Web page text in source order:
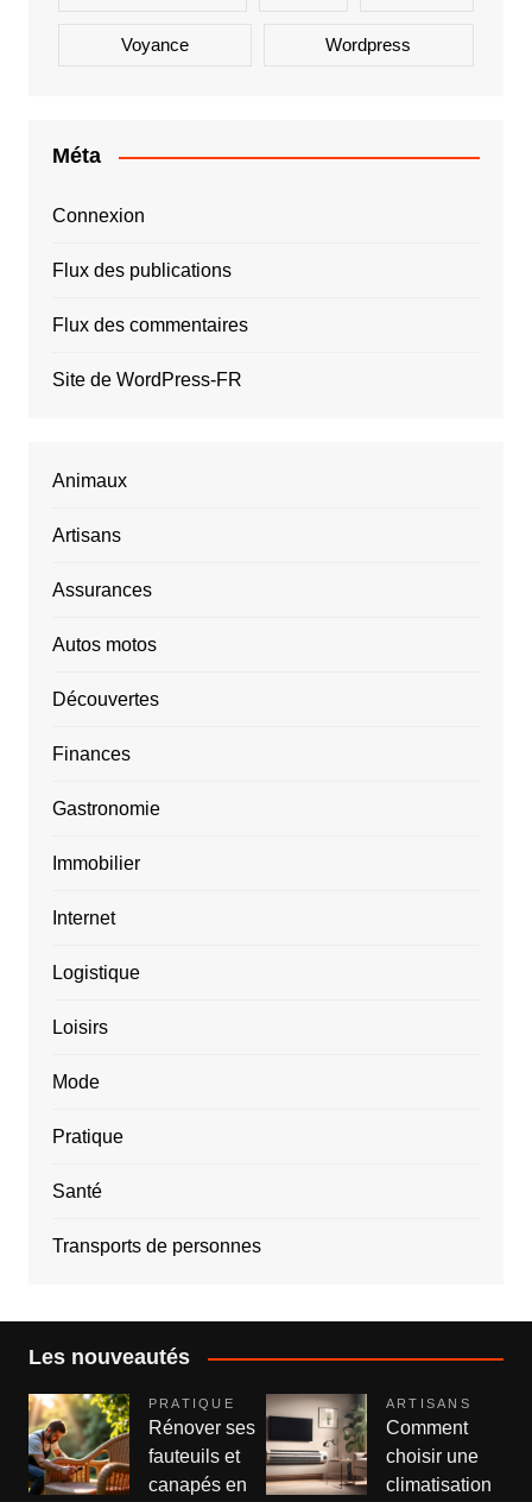
Voyance Wordpress
Méta
Connexion
Flux des publications
Flux des commentaires
Site de WordPress-FR
Animaux
Artisans
Assurances
Autos motos
Découvertes
Finances
Gastronomie
Immobilier
Internet
Logistique
Loisirs
Mode
Pratique
Santé
Transports de personnes
Les nouveautés
PRATIQUE
Rénover ses
fauteuils et
canapés en
ARTISANS
Comment
choisir une
climatisation